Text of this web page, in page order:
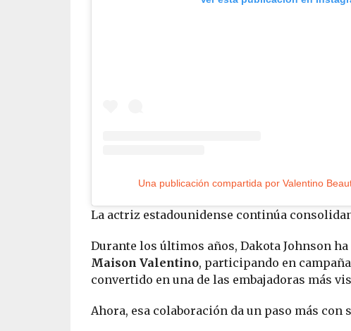
La actriz estadounidense continúa
Durante los últimos años, Dakota Johnson
Maison Valentino, participando en
convertido en una de las embajadoras más
Ahora, esa colaboración da un paso más